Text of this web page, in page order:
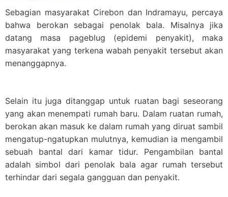
Sebagian masyarakat Cirebon dan Indramayu, percaya
bahwa berokan sebagai penolak bala. Misalnya jika
datang masa pageblug (epidemi penyakit), maka
masyarakat yang terkena wabah penyakit tersebut akan
menanggapnya.
Selain itu juga ditanggap untuk ruatan bagi seseorang
yang akan menempati rumah baru. Dalam ruatan rumah,
berokan akan masuk ke dalam rumah yang diruat sambil
mengatup-ngatupkan mulutnya, kemudian ia mengambil
sebuah bantal dari kamar tidur. Pengambilan bantal
adalah simbol dari penolak bala agar rumah tersebut
terhindar dari segala gangguan dan penyakit.